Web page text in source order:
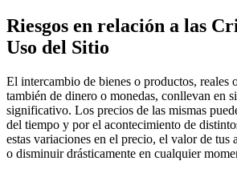
Riesgos en relación a las
Uso del Sitio
El intercambio de bienes o productos, reales
también de dinero o monedas, conllevan en
significativo. Los precios de las mismas
del tiempo y por el acontecimiento de
estas variaciones en el precio, el valor de tus
o disminuir drásticamente en cualquier